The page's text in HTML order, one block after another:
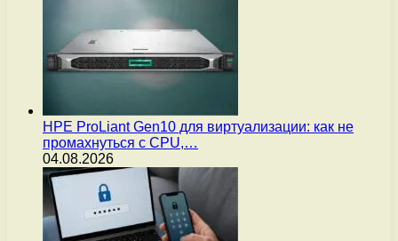
HPE ProLiant Gen10 для виртуализации: как не
промахнуться с CPU,…
04.08.2026